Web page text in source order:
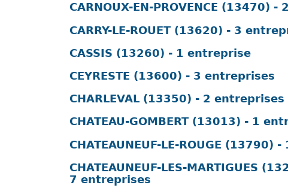
CARNOUX-EN-PROVENCE (13470)
CARRY-LE-ROUET (13620) - 3
CASSIS (13260) - 1 entreprise
CEYRESTE (13600) - 3 entreprises
CHARLEVAL (13350) - 2 entreprises
CHATEAU-GOMBERT (13013) - 1
CHATEAUNEUF-LE-ROUGE (13790)
CHATEAUNEUF-LES-MARTIGUES
7 entreprises